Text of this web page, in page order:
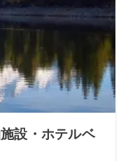
設・ホテルベ